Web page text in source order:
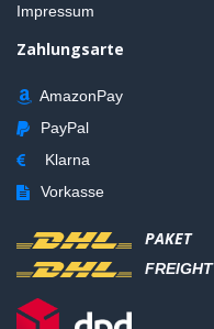
Impressum
Zahlungsarte
AmazonPay
PayPal
Klarna
Vorkasse
PAKET
FREIGHT